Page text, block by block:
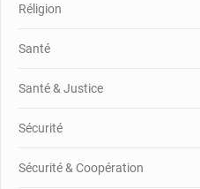
Réligion
Santé
Santé & Justice
Sécurité
Sécurité & Coopération